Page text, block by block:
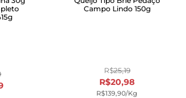
Campo Lindo 150g
R$25,19
R$20,98
R$139,90/kg